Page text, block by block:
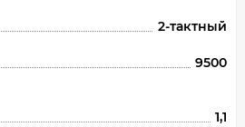
2-тактный
9500
1,1